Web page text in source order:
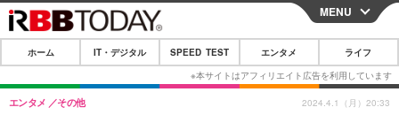
CLOSE
ホーム
IT・デジタル
MENU
ホーム IT・デジタル SPEED TEST エンタメ ライフ
エンタメ その他 2024.4.1（月）20:33